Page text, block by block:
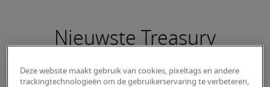
Nieuwste Treasury
Manager vacatures
Deze website maakt gebruik van cookies, pixeltags en andere
trackingtechnologieën om de gebruikerservaring te verbeteren,